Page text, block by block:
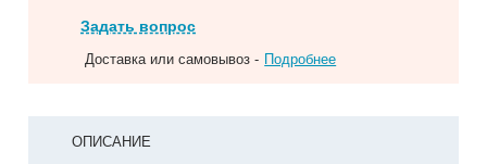
Задать вопрос
Доставка или самовывоз - Подробнее
ОПИСАНИЕ